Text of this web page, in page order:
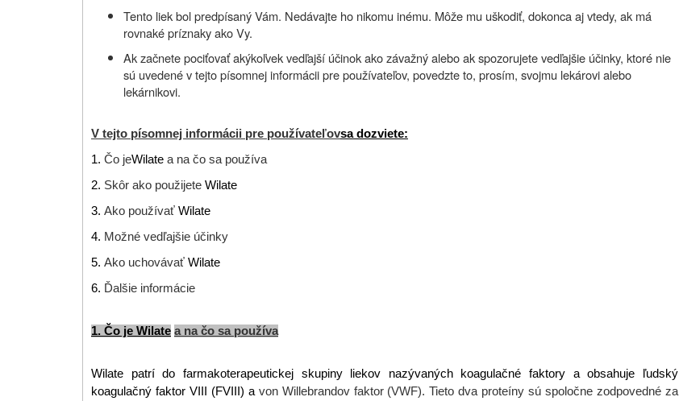
Tento liek bol predpísaný Vám. Nedávajte ho nikomu inému. Môže mu uškodiť, dokonca aj vtedy, ak má
rovnaké príznaky ako Vy.
Ak začnete pociťovať akýkoľvek vedľajší účinok ako závažný alebo ak spozorujete vedľajšie účinky, ktoré nie
sú uvedené v tejto písomnej informácii pre používateľov, povedzte to, prosím, svojmu lekárovi alebo
lekárnikovi.
V tejto písomnej informácii pre používateľovsa dozviete:
1. Čo jeWilate a na čo sa používa
2. Skôr ako použijete Wilate
3. Ako používať Wilate
4. Možné vedľajšie účinky
5. Ako uchovávať Wilate
6. Ďalšie informácie
1. Čo je Wilate a na čo sa používa
Wilate patrí do farmakoterapeutickej skupiny liekov nazývaných koagulačné faktory a obsahuje ľudský
koagulačný faktor VIII (FVIII) a von Willebrandov faktor (VWF). Tieto dva proteíny sú spoločne zodpovedné za